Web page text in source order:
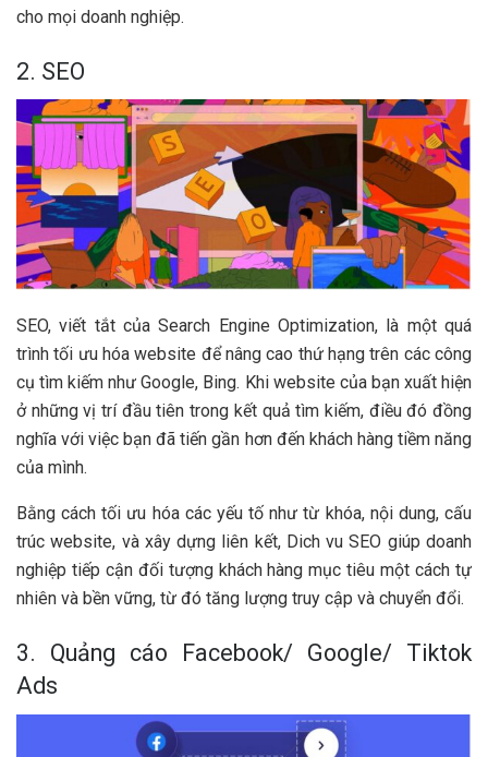
cho mọi doanh nghiệp.
2. SEO
SEO, viết tắt của Search Engine Optimization, là một quá
trình tối ưu hóa website để nâng cao thứ hạng trên các công
cụ tìm kiếm như Google, Bing. Khi website của bạn xuất hiện
ở những vị trí đầu tiên trong kết quả tìm kiếm, điều đó đồng
nghĩa với việc bạn đã tiến gần hơn đến khách hàng tiềm năng
của mình.
Bằng cách tối ưu hóa các yếu tố như từ khóa, nội dung, cấu
trúc website, và xây dựng liên kết, Dich vu SEO giúp doanh
nghiệp tiếp cận đối tượng khách hàng mục tiêu một cách tự
nhiên và bền vững, từ đó tăng lượng truy cập và chuyển đổi.
3. Quảng cáo Facebook/ Google/ Tiktok
Ads